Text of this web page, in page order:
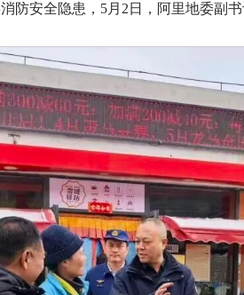
防安全隐患，5月2日，阿里地委副